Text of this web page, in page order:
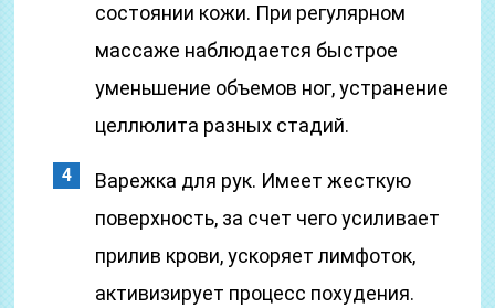
состоянии кожи. При регулярном
массаже наблюдается быстрое
уменьшение объемов ног, устранение
целлюлита разных стадий.
Варежка для рук. Имеет жесткую
поверхность, за счет чего усиливает
прилив крови, ускоряет лимфоток,
активизирует процесс похудения.